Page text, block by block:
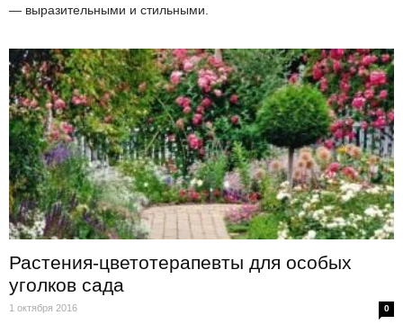
— выразительными и стильными.
Растения-цветотерапевты для особых
уголков сада
1 октября 2016 0